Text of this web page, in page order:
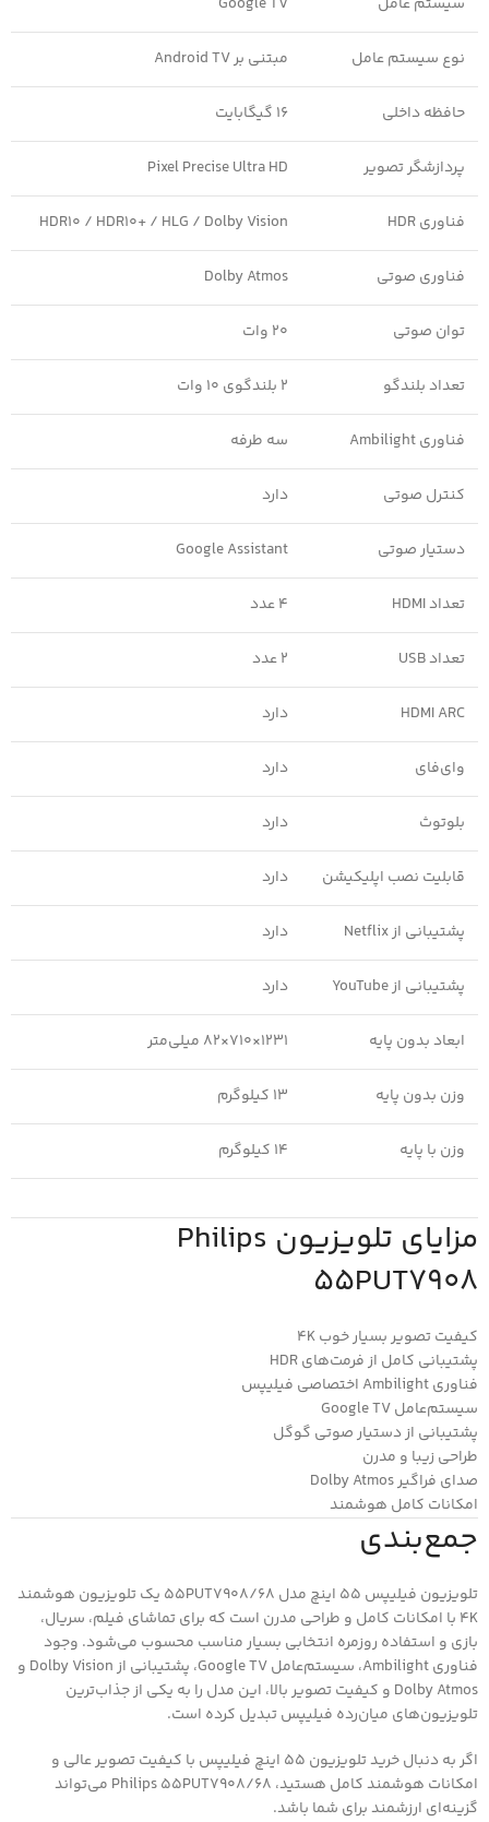
نوع سیستم عامل مبتنی بر Android TV
حافظه داخلی 16 گیگابایت
پردازشگر تصویر Pixel Precise Ultra HD
فناوری HDR HDR10 / HDR10+ / HLG / Dolby Vision
فناوری صوتی Dolby Atmos
توان صوتی 20 وات
تعداد بلندگو 2 بلندگوی 10 وات
فناوری Ambilight سه طرفه
کنترل صوتی دارد
دستیار صوتی Google Assistant
تعداد HDMI 4 عدد
تعداد USB 2 عدد
HDMI ARC دارد
وای‌فای دارد
بلوتوث دارد
قابلیت نصب اپلیکیشن دارد
پشتیبانی از Netflix دارد
پشتیبانی از YouTube دارد
ابعاد بدون پایه 1231×710×82 میلی‌متر
وزن بدون پایه 13 کیلوگرم
وزن با پایه 14 کیلوگرم
مزایای تلویزیون Philips
55PUT7908
کیفیت تصویر بسیار خوب 4K
پشتیبانی کامل از فرمت‌های HDR
فناوری Ambilight اختصاصی فیلیپس
سیستم‌عامل Google TV
پشتیبانی از دستیار صوتی گوگل
طراحی زیبا و مدرن
صدای فراگیر Dolby Atmos
امکانات کامل هوشمند
جمع‌بندی
تلویزیون فیلیپس 55 اینچ مدل 55PUT7908/68 یک تلویزیون هوشمند
4K با امکانات کامل و طراحی مدرن است که برای تماشای فیلم، سریال،
بازی و استفاده روزمره انتخابی بسیار مناسب محسوب می‌شود. وجود
فناوری Ambilight، سیستم‌عامل Google TV، پشتیبانی از Dolby Vision و
Dolby Atmos و کیفیت تصویر بالا، این مدل را به یکی از جذاب‌ترین
تلویزیون‌های میان‌رده فیلیپس تبدیل کرده است.
اگر به دنبال خرید تلویزیون 55 اینچ فیلیپس با کیفیت تصویر عالی و
امکانات هوشمند کامل هستید، Philips 55PUT7908/68 می‌تواند
گزینه‌ای ارزشمند برای شما باشد.